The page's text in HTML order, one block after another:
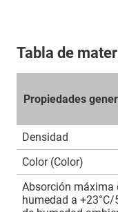
Tabla de
Propiedades
Densidad
Color (Color)
Absorción máxima
humedad a +23°C/